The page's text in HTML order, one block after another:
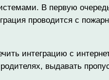
В первую
проводится с
интеграцию с
выдавать